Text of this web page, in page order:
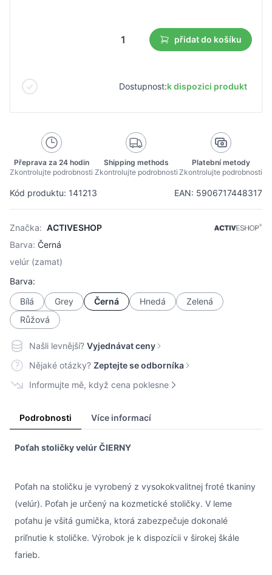
Kód produktu: 141213 EAN: 5906717448317
Značka: ACTIVESHOP
Barva: Černá
velúr (zamat)
Barva:
Bílá
Grey Černá Hnedá
Zelená
Růžová
přidat do košíku
Dostupnost:k dispozici produkt
Přeprava za 24 hodin
Zkontrolujte podrobnosti
Shipping methods
Zkontrolujte podrobnosti
Platební metody
Zkontrolujte podrobnosti
Našli levnější? Vyjednávat ceny
Nějaké otázky? Zeptejte se odborníka
Informujte mě, když cena poklesne
Podrobnosti Více informací
Poťah stoličky velúr ČIERNY
Poťah na stoličku je vyrobený z vysokokvalitnej froté tkaniny
(velúr). Poťah je určený na kozmetické stoličky. V leme
poťahu je všitá gumička, ktorá zabezpečuje dokonalé
priľnutie k stoličke. Výrobok je k dispozícii v širokej škále
farieb.